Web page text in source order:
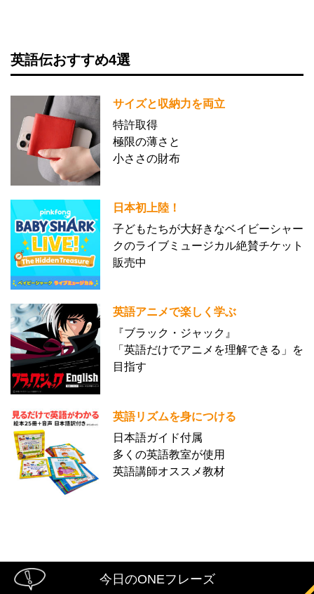
英語伝おすすめ4選
サイズと収納力を両立
特許取得
極限の薄さと
小ささの財布
日本初上陸！
子どもたちが大好きなベイビーシャー
クのライブミュージカル絶賛チケット
販売中
英語アニメで楽しく学ぶ
『ブラック・ジャック』
「英語だけでアニメを理解できる」を
目指す
英語リズムを身につける
日本語ガイド付属
多くの英語教室が使用
英語講師オススメ教材
今日のONEフレーズ